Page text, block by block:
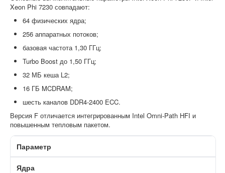
Xeon Phi 7230 совпадают:
64 физических ядра;
256 аппаратных потоков;
базовая частота 1,30 ГГц;
Turbo Boost до 1,50 ГГц;
32 МБ кеша L2;
16 ГБ MCDRAM;
шесть каналов DDR4-2400 ECC.
Версия F отличается интегрированным Intel Omni-Path HFI и
повышенным тепловым пакетом.
Параметр
Ядра